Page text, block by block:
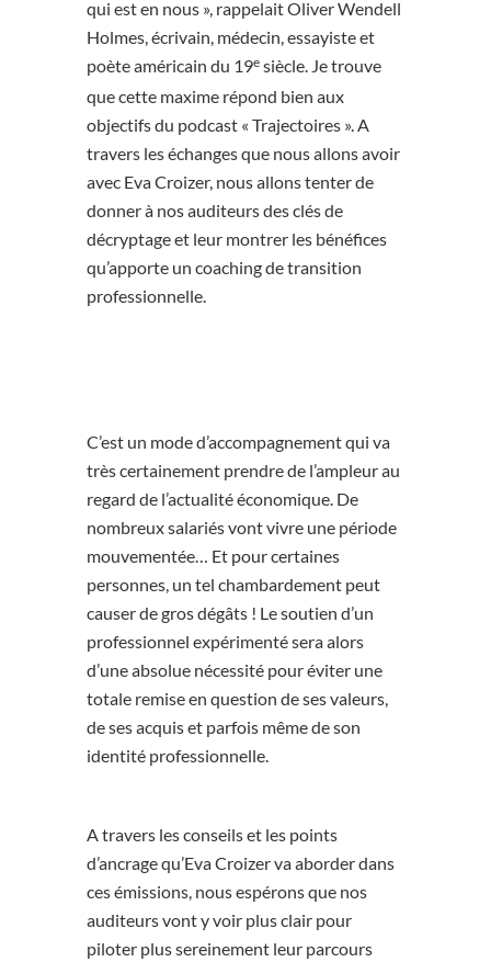
qui est en nous », rappelait Oliver Wendell
Holmes, écrivain, médecin, essayiste et
poète américain du 19e siècle. Je trouve
que cette maxime répond bien aux
objectifs du podcast « Trajectoires ». A
travers les échanges que nous allons avoir
avec Eva Croizer, nous allons tenter de
donner à nos auditeurs des clés de
décryptage et leur montrer les bénéfices
qu’apporte un coaching de transition
professionnelle.
C’est un mode d’accompagnement qui va
très certainement prendre de l’ampleur au
regard de l’actualité économique. De
nombreux salariés vont vivre une période
mouvementée… Et pour certaines
personnes, un tel chambardement peut
causer de gros dégâts ! Le soutien d’un
professionnel expérimenté sera alors
d’une absolue nécessité pour éviter une
totale remise en question de ses valeurs,
de ses acquis et parfois même de son
identité professionnelle.
A travers les conseils et les points
d’ancrage qu’Eva Croizer va aborder dans
ces émissions, nous espérons que nos
auditeurs vont y voir plus clair pour
piloter plus sereinement leur parcours